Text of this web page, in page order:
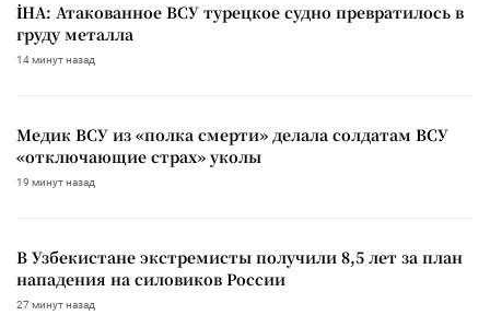
İHA: Атакованное ВСУ турецкое судно превратилось в
груду металла
14 минут назад
Медик ВСУ из «полка смерти» делала солдатам ВСУ
«отключающие страх» уколы
19 минут назад
В Узбекистане экстремисты получили 8,5 лет за план
нападения на силовиков России
27 минут назад